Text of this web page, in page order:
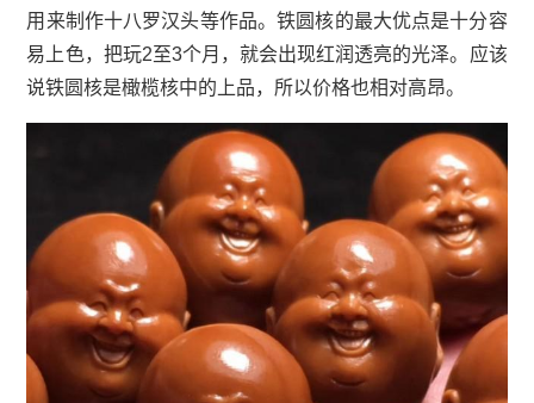
用来制作十八罗汉头等作品。铁圆核的最大优点是十分容
易上色，把玩2至3个月，就会出现红润透亮的光泽。应该
说铁圆核是橄榄核中的上品，所以价格也相对高昂。